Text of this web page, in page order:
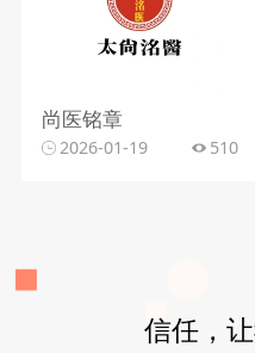
尚医铭章
2026-01-19 510
信任，